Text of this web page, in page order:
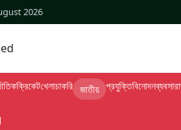
2026
ক্রিকেটখেলাচাকরি জাতীয় প্রযুক্তিবিনোদনব্যবসা